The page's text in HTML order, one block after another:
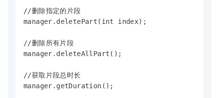
//删除指定的片段
manager.deletePart(int index);
//删除所有片段
manager.deleteAllPart();
//获取片段总时长
manager.getDuration();